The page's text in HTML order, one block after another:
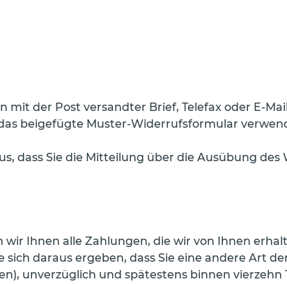
mit der Post versandter Brief, Telefax oder E-
beigefügte Muster-Widerrufsformular
dass Sie die Mitteilung über die Ausübung
Ihnen alle Zahlungen, die wir von Ihnen
daraus ergeben, dass Sie eine andere Art
unverzüglich und spätestens binnen vierzehn